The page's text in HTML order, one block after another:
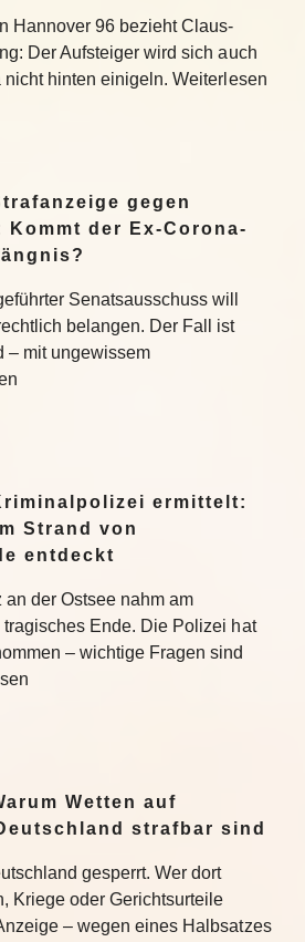
Hannover 96 bezieht Claus-
Der Aufsteiger wird sich auch
hinten einigeln. Weiterlesen
gegen
der Ex-Corona-
Senatsausschuss will
belangen. Der Fall ist
– mit ungewissem
ermittelt:
Strand von
entdeckt
der Ostsee nahm am
Ende. Die Polizei hat
– wichtige Fragen sind
Wetten auf
strafbar sind
gesperrt. Wer dort
Kriege oder Gerichtsurteile
– wegen eines Halbsatzes